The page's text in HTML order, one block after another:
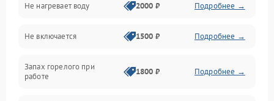
Программное обеспечение
Не нагревает воду 2000 ₽ Подробнее →
Не включается 1500 ₽ Подробнее →
Запах горелого при
работе
1800 ₽ Подробнее →